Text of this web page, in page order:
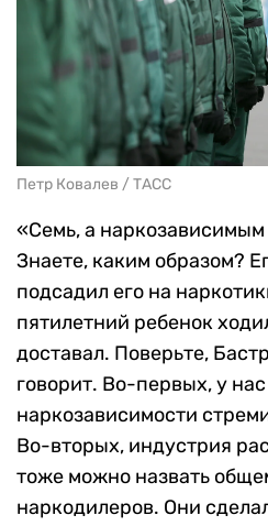
Петр Ковалев / ТАСС
«Семь, а наркозависимым
Знаете, каким образом?
подсадил его на
пятилетний ребенок
доставал. Поверьте,
говорит. Во-первых, у
наркозависимости
Во-вторых, индустрия
тоже можно назвать
наркодилеров. Они